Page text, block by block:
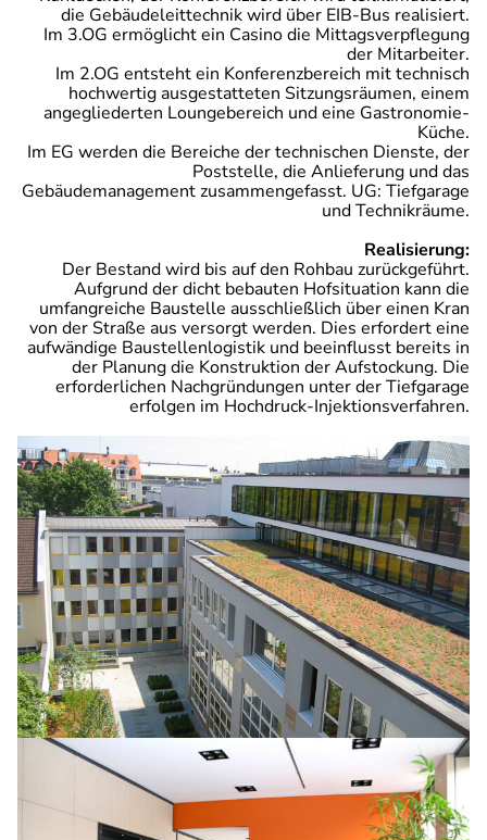
die Gebäudeleittechnik wird über EIB-Bus realisiert.
Im 3.OG ermöglicht ein Casino die Mittagsverpflegung
der Mitarbeiter.
Im 2.OG entsteht ein Konferenzbereich mit technisch
hochwertig ausgestatteten Sitzungsräumen, einem
angegliederten Loungebereich und eine Gastronomie-
Küche.
Im EG werden die Bereiche der technischen Dienste, der
Poststelle, die Anlieferung und das
Gebäudemanagement zusammengefasst. UG: Tiefgarage
und Technikräume.
Realisierung:
Der Bestand wird bis auf den Rohbau zurückgeführt.
Aufgrund der dicht bebauten Hofsituation kann die
umfangreiche Baustelle ausschließlich über einen Kran
von der Straße aus versorgt werden. Dies erfordert eine
aufwändige Baustellenlogistik und beeinflusst bereits in
der Planung die Konstruktion der Aufstockung. Die
erforderlichen Nachgründungen unter der Tiefgarage
erfolgen im Hochdruck-Injektionsverfahren.